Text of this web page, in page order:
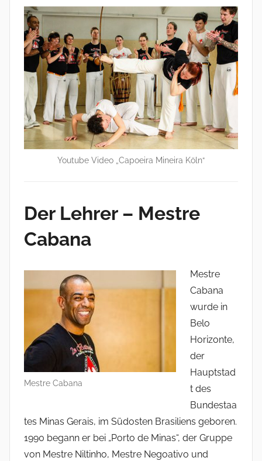
Youtube Video „Capoeira Mineira Köln“
Der Lehrer – Mestre
Cabana
Mestre Cabana
Mestre
Cabana
wurde in
Belo
Horizonte,
der
Hauptstad
t des
Bundestaa
tes Minas Gerais, im Südosten Brasiliens geboren.
1990 begann er bei „Porto de Minas“, der Gruppe
von Mestre Niltinho, Mestre Negoativo und